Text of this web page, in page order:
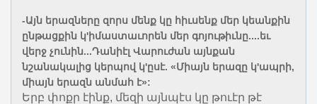
-Այն երազները զորս մենք կը հիւսենք մեր կեանքին
ընթացքին կ'իմաստաւորեն մեր գոյութիւնը....եւ
վերջ չունին...Դանիէլ Վարուժան այնքան
նշանակալից կերպով կ'ըսէ. «Միայն երազը կ'ապրի,
միայն երազն անմահ է»:
Երբ փոքր էինք, մեզի այնպէս կը թուէր թէ